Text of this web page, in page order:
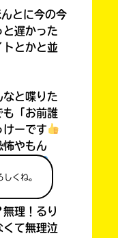
くね。
とに今の今
と遅かった
トとかと並
なと喋りた
も「お前誰
けーです
怖やもん
めん
無理！るり
くて無理泣